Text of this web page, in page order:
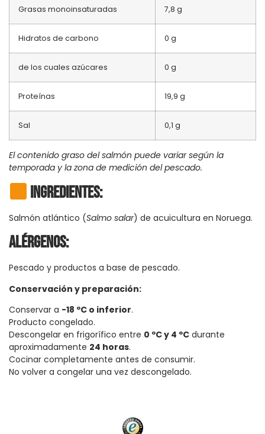
Grasas monoinsaturadas 7,8 g
Hidratos de carbono 0 g
de los cuales azúcares 0 g
Proteínas 19,9 g
Sal 0,1 g
El contenido graso del salmón puede variar según la
temporada y la zona de medición del pescado.
Ingredientes:
Salmón atlántico (Salmo salar) de acuicultura en Noruega.
Alérgenos:
Pescado y productos a base de pescado.
Conservación y preparación:
Conservar a -18 ºC o inferior.
Producto congelado.
Descongelar en frigorífico entre 0 ºC y 4 ºC durante
aproximadamente 24 horas.
Cocinar completamente antes de consumir.
No volver a congelar una vez descongelado.